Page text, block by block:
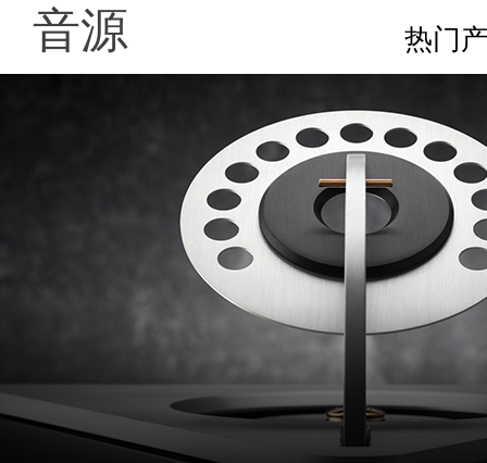
音源 热门